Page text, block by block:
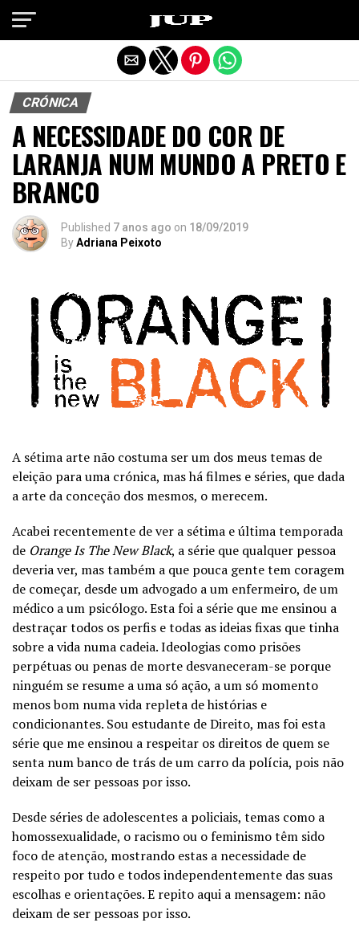
CRÓNICA
A NECESSIDADE DO COR DE
LARANJA NUM MUNDO A PRETO E
BRANCO
Published 7 anos ago on 18/09/2019
ByAdriana Peixoto
A sétima arte não costuma ser um dos meus temas de
eleição para uma crónica, mas há filmes e séries, que dada
a arte da conceção dos mesmos, o merecem.
Acabei recentemente de ver a sétima e última temporada
de Orange Is The New Black, a série que qualquer pessoa
deveria ver, mas também a que pouca gente tem coragem
de começar, desde um advogado a um enfermeiro, de um
médico a um psicólogo. Esta foi a série que me ensinou a
destraçar todos os perfis e todas as ideias fixas que tinha
sobre a vida numa cadeia. Ideologias como prisões
perpétuas ou penas de morte desvaneceram-se porque
ninguém se resume a uma só ação, a um só momento
menos bom numa vida repleta de histórias e
condicionantes. Sou estudante de Direito, mas foi esta
série que me ensinou a respeitar os direitos de quem se
senta num banco de trás de um carro da polícia, pois não
deixam de ser pessoas por isso.
Desde séries de adolescentes a policiais, temas como a
homossexualidade, o racismo ou o feminismo têm sido
foco de atenção, mostrando estas a necessidade de
respeito por tudo e todos independentemente das suas
escolhas e orientações. E repito aqui a mensagem: não
deixam de ser pessoas por isso.
Exit mobile version